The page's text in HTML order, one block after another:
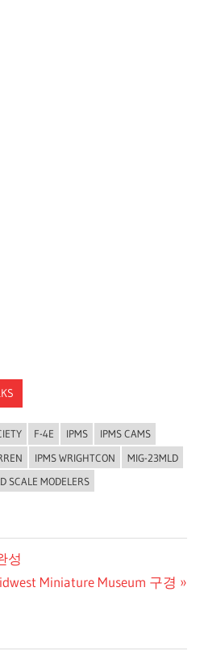
F-4E IPMS
IPMS CAMS
IPMS WRIGHTCON
MIG-23MLD
SCALE MODELERS
성
Miniature Museum 구경